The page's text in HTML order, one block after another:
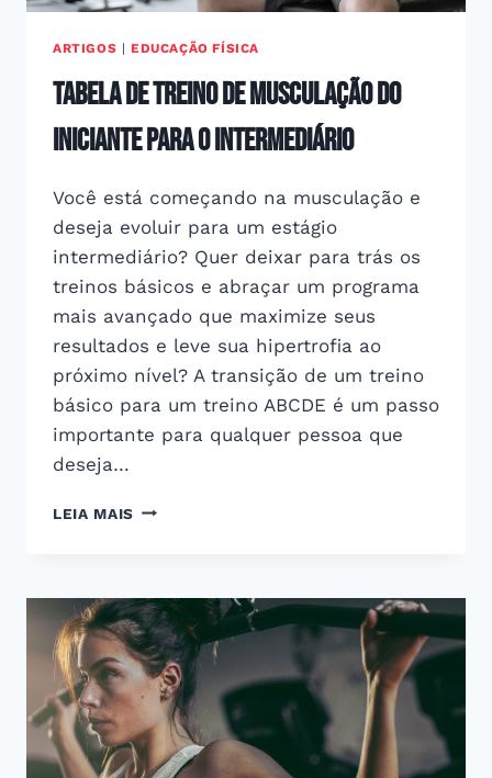
ARTIGOS | EDUCAÇÃO FÍSICA
Tabela de Treino de Musculação do
Iniciante para o Intermediário
Você está começando na musculação e
deseja evoluir para um estágio
intermediário? Quer deixar para trás os
treinos básicos e abraçar um programa
mais avançado que maximize seus
resultados e leve sua hipertrofia ao
próximo nível? A transição de um treino
básico para um treino ABCDE é um passo
importante para qualquer pessoa que
deseja…
LEIA MAIS TABELA
MUSCULAÇÃO
DO
INICIANTE
PARA
O
INTERMEDIÁRIO